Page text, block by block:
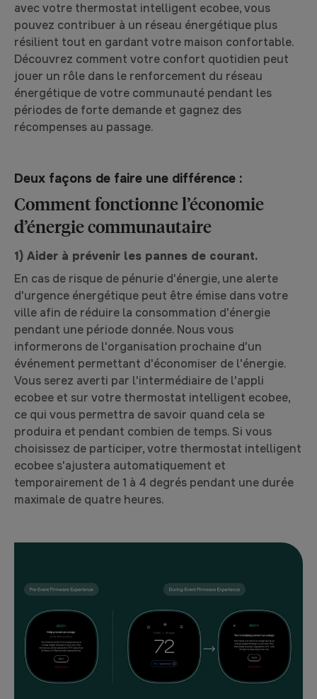
avec votre thermostat intelligent ecobee, vous
pouvez contribuer à un réseau énergétique plus
résilient tout en gardant votre maison confortable.
Découvrez comment votre confort quotidien peut
jouer un rôle dans le renforcement du réseau
énergétique de votre communauté pendant les
périodes de forte demande et gagnez des
récompenses au passage.
Deux façons de faire une différence :
Comment fonctionne l’économie
d’énergie communautaire
1) Aider à prévenir les pannes de courant.
En cas de risque de pénurie d'énergie, une alerte
d'urgence énergétique peut être émise dans votre
ville afin de réduire la consommation d'énergie
pendant une période donnée. Nous vous
informerons de l'organisation prochaine d'un
événement permettant d'économiser de l'énergie.
Vous serez averti par l'intermédiaire de l'appli
ecobee et sur votre thermostat intelligent ecobee,
ce qui vous permettra de savoir quand cela se
produira et pendant combien de temps. Si vous
choisissez de participer, votre thermostat intelligent
ecobee s'ajustera automatiquement et
temporairement de 1 à 4 degrés pendant une durée
maximale de quatre heures.